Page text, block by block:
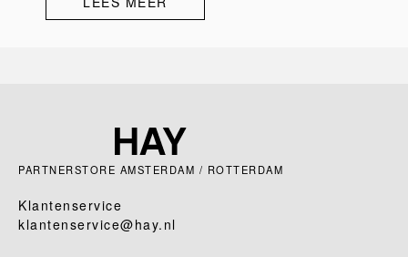
PARTNERSTORE AMSTERDAM / ROTTERDAM
Klantenservice
klantenservice@hay.nl